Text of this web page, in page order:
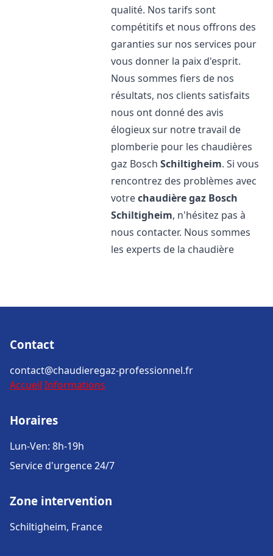
qualité. Nos tarifs sont
compétitifs et nous offrons des
garanties sur nos services pour
vous donner la paix d'esprit.
Nous sommes fiers de nos
résultats, nos clients satisfaits
nous ont donné des avis
élogieux sur notre travail de
plomberie pour les chaudières
gaz BoschSchiltigheim. Si vous
rencontrez des problèmes avec
votrechaudière gaz Bosch
Schiltigheim, n'hésitez pas à
nous contacter. Nous sommes
les experts de la chaudière
Contact
contact@chaudieregaz-professionnel.fr
Accueil Informations
Horaires
Lun-Ven: 8h-19h
Service d'urgence 24/7
Zone intervention
Schiltigheim, France